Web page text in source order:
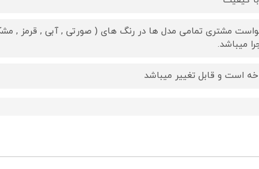
مشتری تمامی مدل ها در رنگ های ( صورتی , آبی , قرمز ,
میباشد.